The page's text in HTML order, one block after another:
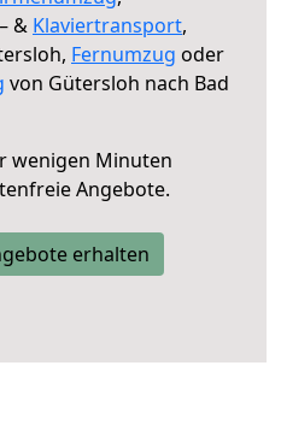
– & Klaviertransport,
Fernumzug oder
von Gütersloh nach Bad
wenigen Minuten
Angebote.
erhalten